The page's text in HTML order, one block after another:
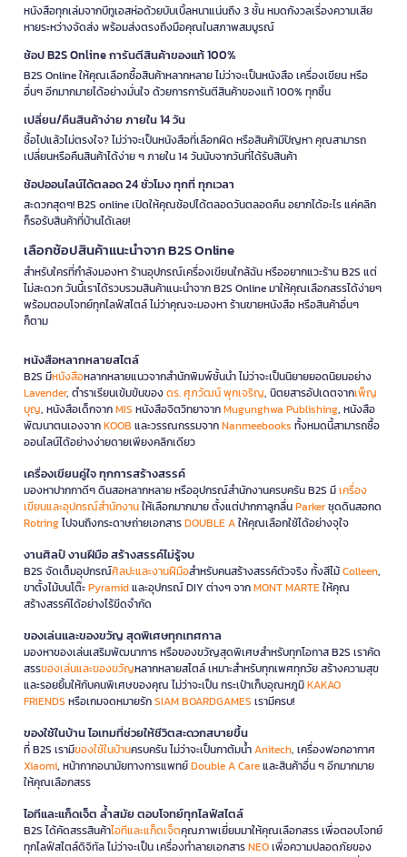
หนังสือทุกเล่มจากบีทูเอสห่อด้วยบับเบิ้ลหนาแน่นถึง 3 ชั้น หมดกังวลเรื่องความเสีย
หายระหว่างจัดส่ง พร้อมส่งตรงถึงมือคุณในสภาพสมบูรณ์
ช้อป B2S Online การันตีสินค้าของแท้ 100%
B2S Online ให้คุณเลือกซื้อสินค้าหลากหลาย ไม่ว่าจะเป็นหนังสือ เครื่องเขียน หรือ
อื่นๆ อีกมากมายได้อย่างมั่นใจ ด้วยการการันตีสินค้าของแท้ 100% ทุกชิ้น
เปลี่ยน/คืนสินค้าง่าย ภายใน 14 วัน
ซื้อไปแล้วไม่ตรงใจ? ไม่ว่าจะเป็นหนังสือที่เลือกผิด หรือสินค้ามีปัญหา คุณสามารถ
เปลี่ยนหรือคืนสินค้าได้ง่าย ๆ ภายใน 14 วันนับจากวันที่ได้รับสินค้า
ช้อปออนไลน์ได้ตลอด 24 ชั่วโมง ทุกที่ ทุกเวลา
สะดวกสุดๆ! B2S online เปิดให้คุณช้อปได้ตลอดวันตลอดคืน อยากได้อะไร แค่คลิก
ก็รอรับสินค้าที่บ้านได้เลย!
เลือกช้อปสินค้าแนะนำจาก B2S Online
สำหรับใครที่กำลังมองหา ร้านอุปกรณ์เครื่องเขียนใกล้ฉัน หรืออยากแวะร้าน B2S แต่
ไม่สะดวก วันนี้เราได้รวบรวมสินค้าแนะนำจาก B2S Online มาให้คุณเลือกสรรได้ง่ายๆ
พร้อมตอบโจทย์ทุกไลฟ์สไตล์ ไม่ว่าคุณจะมองหา ร้านขายหนังสือ หรือสินค้าอื่นๆ
ก็ตาม
หนังสือหลากหลายสไตล์
B2S มีหนังสือหลากหลายแนวจากสำนักพิมพ์ชั้นนำ ไม่ว่าจะเป็นนิยายยอดนิยมอย่าง
Lavender, ตำราเรียนเข้มข้นของดร. ศุภวัฒน์ พุกเจริญ, นิตยสารอัปเดตจากเพ็ญ
บุญ, หนังสือเด็กจากMIS หนังสือจิตวิทยาจากMugunghwa Publishing, หนังสือ
พัฒนาตนเองจากKOOB และวรรณกรรมจากNanmeebooks ทั้งหมดนี้สามารถซื้อ
ออนไลน์ได้อย่างง่ายดายเพียงคลิกเดียว
เครื่องเขียนคู่ใจ ทุกการสร้างสรรค์
มองหาปากกาดีๆ ดินสอหลากหลาย หรืออุปกรณ์สำนักงานครบครัน B2S มีเครื่อง
เขียนและอุปกรณ์สำนักงานให้เลือกมากมาย ตั้งแต่ปากกาลูกลื่นParkerชุดดินสอกด
Rotringไปจนถึงกระดาษถ่ายเอกสารDOUBLE Aให้คุณเลือกใช้ได้อย่างจุใจ
งานศิลป์ งานฝีมือ สร้างสรรค์ไม่รู้จบ
B2S จัดเต็มอุปกรณ์ศิลปะและงานฝีมือสำหรับคนสร้างสรรค์ตัวจริง ทั้งสีไม้Colleen,
ขาตั้งไม้บนโต๊ะPyramidและอุปกรณ์ DIY ต่างๆ จากMONT MARTEให้คุณ
สร้างสรรค์ได้อย่างไร้ขีดจำกัด
ของเล่นและของขวัญ สุดพิเศษทุกเทศกาล
มองหาของเล่นเสริมพัฒนาการ หรือของขวัญสุดพิเศษสำหรับทุกโอกาส B2S เราคัด
สรรของเล่นและของขวัญหลากหลายสไตล์ เหมาะสำหรับทุกเพศทุกวัย สร้างความสุข
และรอยยิ้มให้กับคนพิเศษของคุณ ไม่ว่าจะเป็น กระเป๋าเก็บอุณหภูมิKAKAO
FRIENDS หรือเกมจดหมายรักSIAM BOARDGAMES เรามีครบ!
ของใช้ในบ้าน ไอเทมที่ช่วยให้ชีวิตสะดวกสบายขึ้น
ที่ B2S เรามีของใช้ในบ้านครบครัน ไม่ว่าจะเป็นกาต้มน้ำAnitech, เครื่องฟอกอากาศ
Xiaomi, หน้ากากอนามัยทางการแพทย์Double A Careและสินค้าอื่น ๆ อีกมากมาย
ให้คุณเลือกสรร
ไอทีและแก็ดเจ็ต ล้ำสมัย ตอบโจทย์ทุกไลฟ์สไตล์
B2S ได้คัดสรรสินค้าไอทีและแก็ดเจ็ตคุณภาพเยี่ยมมาให้คุณเลือกสรร เพื่อตอบโจทย์
ทุกไลฟ์สไตล์ดิจิทัล ไม่ว่าจะเป็น เครื่องทำลายเอกสารNEOเพื่อความปลอดภัยของ